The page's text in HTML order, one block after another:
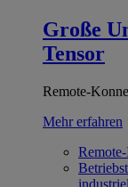
Große
Tensor
Remote-
Mehr erfahren